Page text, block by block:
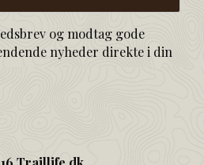
og modtag gode
nyheder direkte i din
Traillife.dk